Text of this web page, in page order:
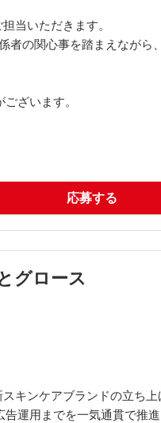
当いただきます。
の関心事を踏まえながら
ざいます。
応募する
グロース
キンケアブランドの立ち
運用までを一気通貫で推